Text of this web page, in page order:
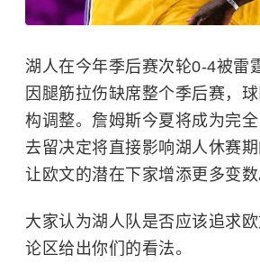
湖人在今年季后赛次轮0-4被雷
因腿筋拉伤缺席整个季后赛，
构调整。詹姆斯今夏将成为完
去留决定将直接影响湖人休赛
让欧文的潜在下家增添更多变数
大家认为湖人队是否应该追求
论区给出你们的看法。